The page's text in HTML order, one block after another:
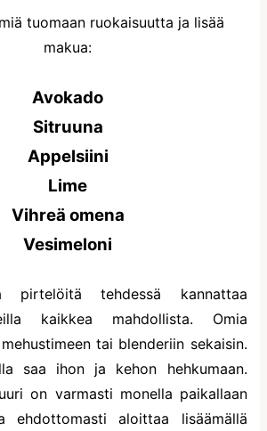
tuomaan ruokaisuutta ja lisää
makua:
Avokado
Sitruuna
Appelsiini
Lime
Vihreä omena
Vesimeloni
pirtelöitä tehdessä kannattaa
kaikkea mahdollista. Omia
tai blenderiin sekaisin.
saa ihon ja kehon hehkumaan.
on varmasti monella paikallaan
ehdottomasti aloittaa lisäämällä